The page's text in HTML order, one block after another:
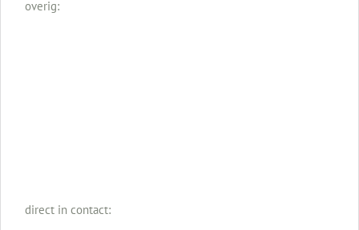
overig:
direct in contact: